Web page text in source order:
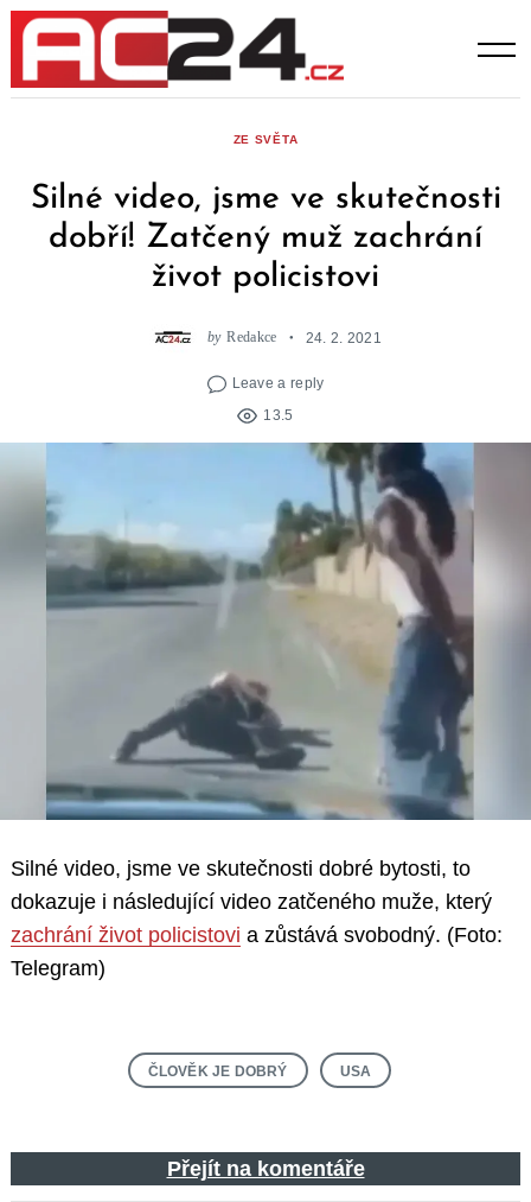
Skip
content
ZE SVĚTA
Silné video, jsme ve skutečnosti
dobří! Zatčený muž zachrání
život policistovi
by Redakce 24. 2. 2021
Leave a reply
13.5
Silné video, jsme ve skutečnosti dobré bytosti, to
dokazuje i následující video zatčeného muže, který
zachrání život policistovi a zůstává svobodný. (Foto:
Telegram)
ČLOVĚK JE DOBRÝ USA
Přejít na komentáře